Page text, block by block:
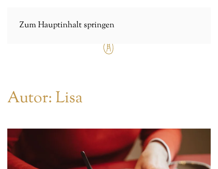
Zum Hauptinhalt springen
Autor:Lisa